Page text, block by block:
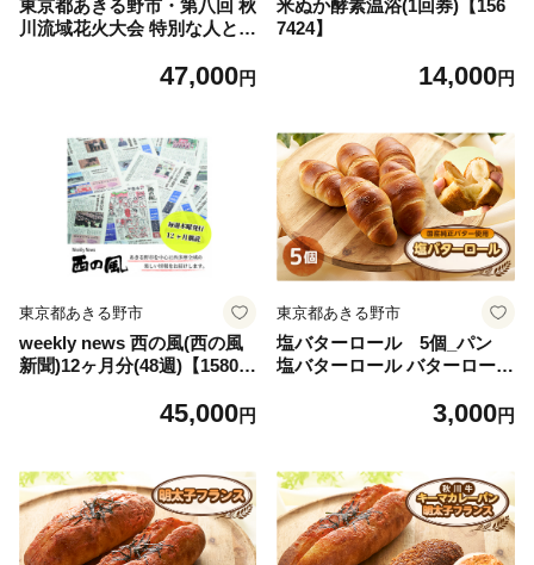
東京都あきる野市・第八回 秋
川流域花火大会 特別な人と観
47,000円
米ぬか酵素温浴(1回券)【156
7424】
14,000円
東京都あきる野市
weekly news 西の風(西の風
新聞)12ヶ月分(48週)【15806
45,000円
東京都あきる野市
塩バターロール 5個_パン
塩バターロール バターロール
純正バター 冷凍 朝食 美味し
3,000円